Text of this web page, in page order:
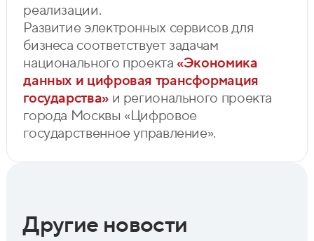
реализации.
Развитие электронных сервисов для
бизнеса соответствует задачам
национального проекта «Экономика
данных и цифровая трансформация
государства»и регионального проекта
города Москвы «Цифровое
государственное управление».
Другие новости